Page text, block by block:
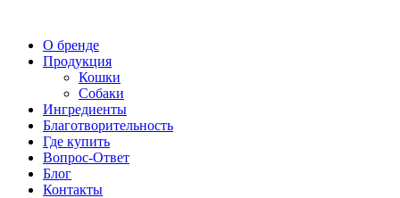
О бренде
Продукция
Кошки
Собаки
Ингредиенты
Благотворительность
Где купить
Вопрос-Ответ
Блог
Контакты